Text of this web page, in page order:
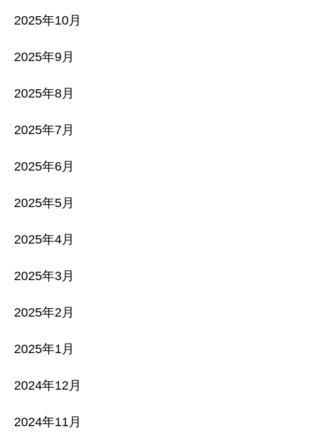
2025年10月
2025年9月
2025年8月
2025年7月
2025年6月
2025年5月
2025年4月
2025年3月
2025年2月
2025年1月
2024年12月
2024年11月